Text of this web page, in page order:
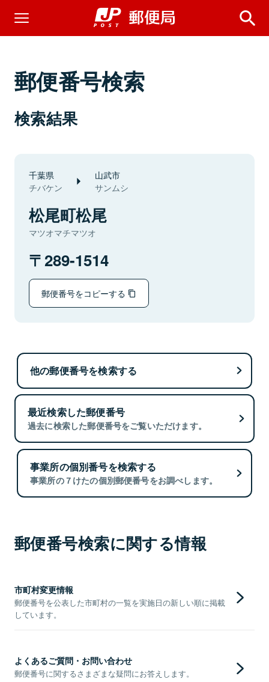
郵便番号検索
検索結果
千葉県
チバケン
山武市
サンムシ
松尾町松尾
マツオマチマツオ
289-1514
郵便番号をコピーする
他の郵便番号を検索する
最近検索した郵便番号
過去に検索した郵便番号をご覧いただけます。
事業所の個別番号を検索する
事業所の７けたの個別郵便番号をお調べします。
郵便番号検索に関する情報
市町村変更情報
郵便番号を公表した市町村の一覧を実施日の新しい順に掲載
しています。
よくあるご質問・お問い合わせ
郵便番号に関するさまざまな疑問にお答えします。